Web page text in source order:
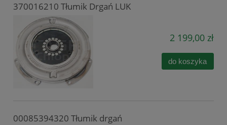
370016210 Tłumik Drgań LUK
2 199,00 zł
do koszyka
00085394320 Tłumik drgań